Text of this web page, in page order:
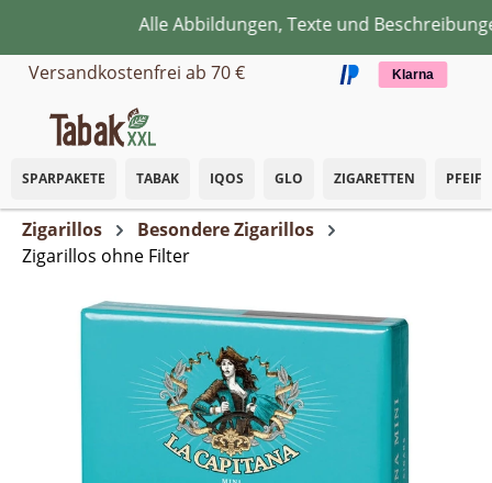
Zum Hauptinhalt springenAlle Abbildungen, Texte und
Versandkostenfrei ab 70 €
Klarna
SPARPAKETE TABAK IQOS GLO ZIGARETTEN
Zigarillos
Besondere Zigarillos
Zigarillos ohne Filter